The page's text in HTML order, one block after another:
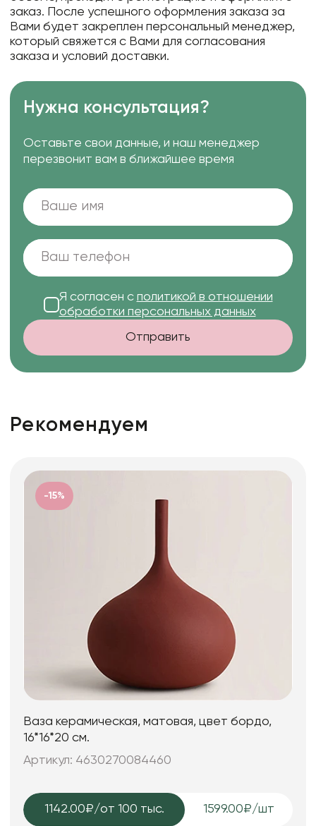
заказ. После успешного оформления заказа за
Вами будет закреплен персональный менеджер,
который свяжется с Вами для согласования
заказа и условий доставки.
Нужна консультация?
Оставьте свои данные, и наш менеджер
перезвонит вам в ближайшее время
Я согласен с политикой в отношении
обработки персональных данных
Отправить
Рекомендуем
-15%
Ваза керамическая, матовая, цвет бордо,
16*16*20 см.
Артикул: 4630270084460
1142.00₽/от 100 тыс. 1599.00₽/шт